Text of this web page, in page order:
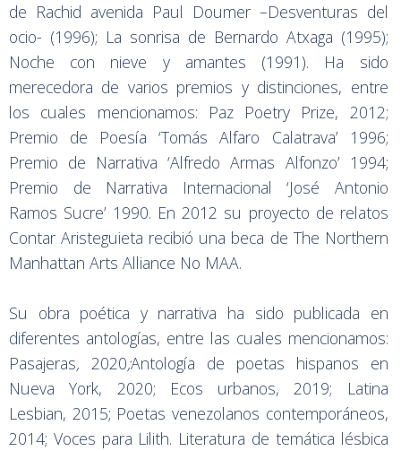
de Rachid avenida Paul Doumer –Desventuras del
ocio- (1996); La sonrisa de Bernardo Atxaga (1995);
Noche con nieve y amantes (1991). Ha sido
merecedora de varios premios y distinciones, entre
los cuales mencionamos: Paz Poetry Prize, 2012;
Premio de Poesía ‘Tomás Alfaro Calatrava’ 1996;
Premio de Narrativa ‘Alfredo Armas Alfonzo’ 1994;
Premio de Narrativa Internacional ‘José Antonio
Ramos Sucre’ 1990. En 2012 su proyecto de relatos
Contar Aristeguieta recibió una beca de The Northern
Manhattan Arts Alliance No MAA.
Su obra poética y narrativa ha sido publicada en
diferentes antologías, entre las cuales mencionamos:
Pasajeras, 2020;Antología de poetas hispanos en
Nueva York, 2020; Ecos urbanos, 2019; Latina
Lesbian, 2015; Poetas venezolanos contemporáneos,
2014; Voces para Lilith. Literatura de temática lésbica